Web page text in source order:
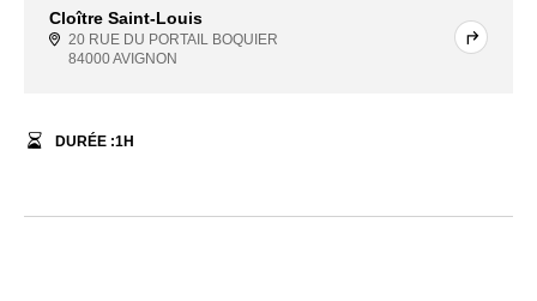
Cloître Saint-Louis
20 RUE DU PORTAIL BOQUIER
84000 AVIGNON
DURÉE :1H